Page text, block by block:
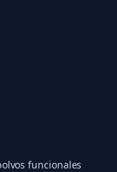
funcionales